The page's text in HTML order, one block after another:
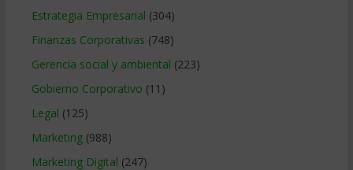
Estrategia Empresarial (304)
Finanzas Corporativas (748)
Gerencia social y ambiental (223)
Gobierno Corporativo (11)
Legal (125)
Marketing(988)
Marketing Digital (247)